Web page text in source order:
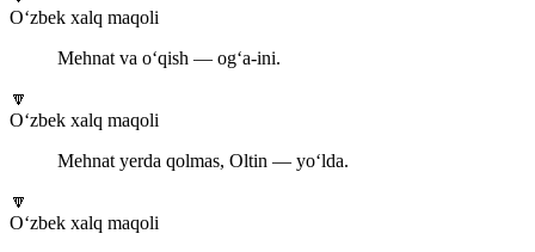
O‘zbek xalq maqoli
Mehnat va o‘qish — og‘a-ini.
🔽
O‘zbek xalq maqoli
Mehnat yerda qolmas, Oltin — yo‘lda.
🔽
O‘zbek xalq maqoli